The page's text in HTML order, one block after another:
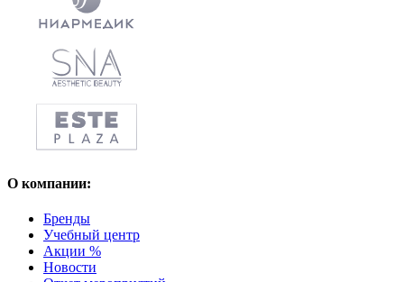
О компании:
Бренды
Учебный центр
Акции %
Новости